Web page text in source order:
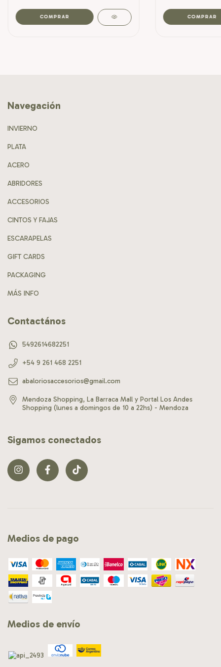
Navegación
INVIERNO
PLATA
ACERO
ABRIDORES
ACCESORIOS
CINTOS Y FAJAS
ESCARAPELAS
GIFT CARDS
PACKAGING
MÁS INFO
Contactános
5492614682251
+54 9 261 468 2251
abaloriosaccesorios@gmail.com
Mendoza Shopping, La Barraca Mall y Portal Los Andes
Shopping (lunes a domingos de 10 a 22hs) - Mendoza
Sigamos conectados
Medios de pago
Medios de envío